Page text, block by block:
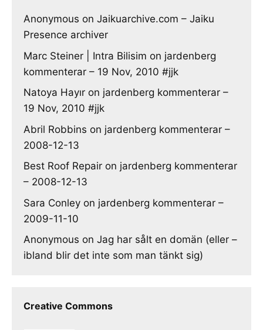
Anonymous on Jaikuarchive.com – Jaiku
Presence archiver
Marc Steiner | Intra Bilisim on jardenberg
kommenterar – 19 Nov, 2010 #jjk
Natoya Hayır on jardenberg kommenterar –
19 Nov, 2010 #jjk
Abril Robbins on jardenberg kommenterar –
2008-12-13
Best Roof Repair on jardenberg kommenterar
– 2008-12-13
Sara Conley on jardenberg kommenterar –
2009-11-10
Anonymous on Jag har sålt en domän (eller –
ibland blir det inte som man tänkt sig)
Creative Commons